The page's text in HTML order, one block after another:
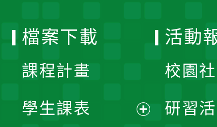
檔案下載
課程計畫
學生課表
活動
校園
研習